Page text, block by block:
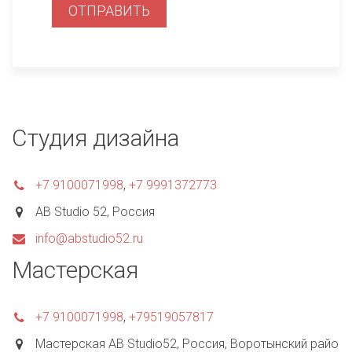
ОТПРАВИТЬ
Студия дизайна
+7 9100071998, +7 9991372773
AB Studio 52, Россия
info@abstudio52.ru
Мастерская
+7 9100071998, +79519057817
Мастерская AB Studio52, Россия, Воротынский райо